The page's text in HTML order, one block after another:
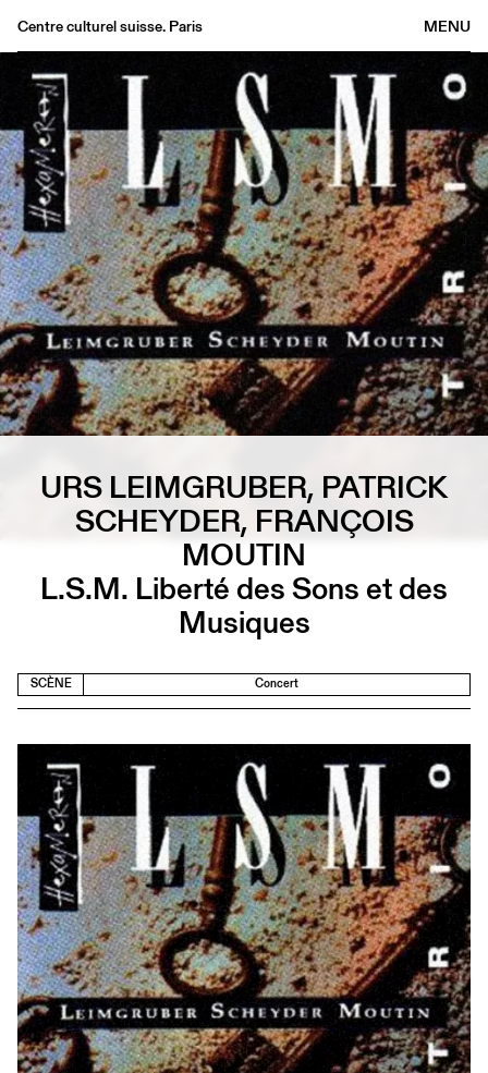
MENU
Centre culturel suisse. Paris
Agenda
Librairie
Buvette
Archives
Médiathèque
Éditions
Informations
FR/EN
URS LEIMGRUBER, PATRICK
SCHEYDER, FRANÇOIS
MOUTIN
L.S.M. Liberté des Sons et des
Musiques
SCÈNE Concert